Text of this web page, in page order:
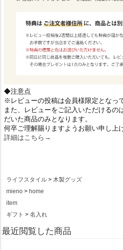
◆注意点
※レビューの投稿は会員様限定となっ
また、レビューをご記入いただけるの
だいた商品のみとなります。
何卒ご理解賜りますようお願い申し上
詳細はこちら→
ライフスタイル
木製グッズ
mieno
home
item
ギフト
名入れ
最近閲覧した商品